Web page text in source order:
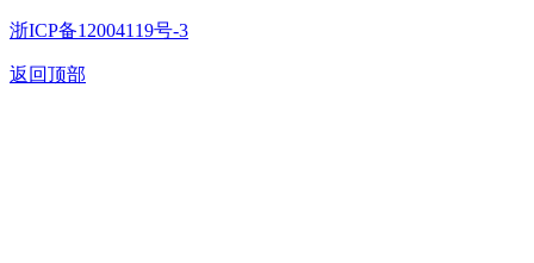
浙ICP备12004119号-3
返回顶部